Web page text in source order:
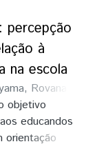
na infância e
a se definir
percepção
à
na escola
Rovana
objetivo
educandos
orientação
o que é